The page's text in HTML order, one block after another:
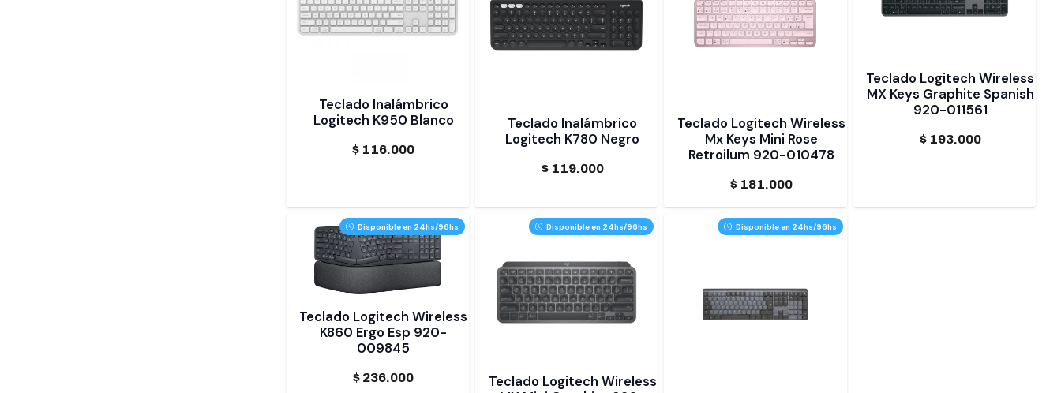
Teclado Inalámbrico
Logitech K950 Blanco
$ 116.000
Teclado Inalámbrico
Logitech K780 Negro
$119.000
Teclado Logitech Wireless
Mx Keys Mini Rose
Retroilum 920-010478
$181.000
Teclado Logitech Wireless
MX Keys Graphite Spanish
920-011561
$193.000
Disponible en 24hs/96hs
Teclado Logitech Wireless
K860 Ergo Esp 920-
009845
$ 236.000
Disponible en 24hs/96hs
Teclado Logitech Wireless
Disponible en 24hs/96hs